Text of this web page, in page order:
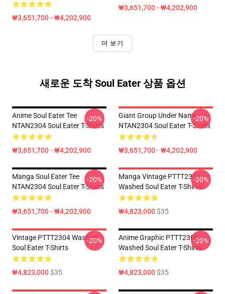
₩3,651,700 - ₩4,202,900
₩3,651,700 - ₩4,202,900
더 보기
새로운 도착 Soul Eater 상품 옵션
Anime Soul Eater Tee
NTAN2304 Soul Eater T-Shirts
₩3,651,700 - ₩4,202,900
-20%
Giant Group Under Name
NTAN2304 Soul Eater T-Shirts
₩3,651,700 - ₩4,202,900
-20%
Manga Soul Eater Tee
NTAN2304 Soul Eater T-Shirts
₩3,651,700 - ₩4,202,900
-20%
Manga Vintage PTTT2304
Washed Soul Eater T-Shirts
₩4,823,000$35
-20%
Vintage PTTT2304 Washed
Soul Eater T-Shirts
₩4,823,000$35
-20%
Anime Graphic PTTT2304
Washed Soul Eater T-Shirts
₩4,823,000$35
-20%